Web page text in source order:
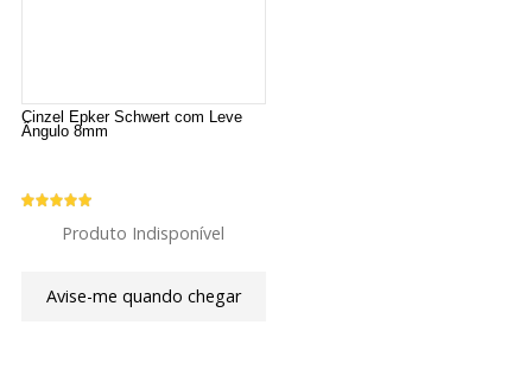
Cinzel Epker Schwert com Leve
Ângulo 8mm
Produto Indisponível
Avise-me quando chegar